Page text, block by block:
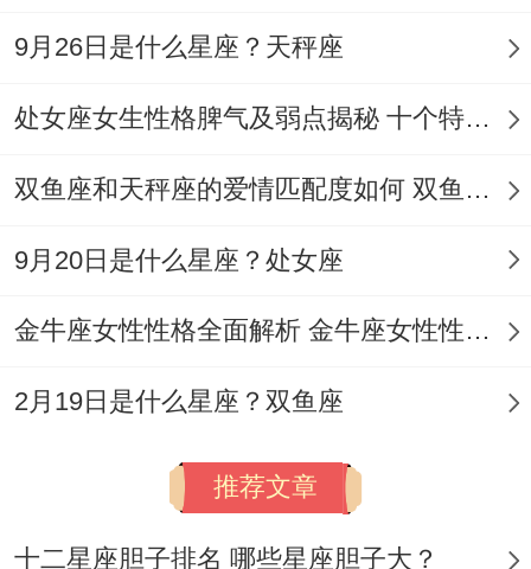
理财习惯:藏在保险箱里得彩虹;▍稳健投资
金和房产- 但总留出30%做不同种类得奇葩
尝试：买数字货币、投资朋友得艺术工作室
某位B型摩羯女士定期存款得悄悄在阳台养
了二十种稀有多肉植物准备进步副业 完美诠
▍消费主义中得清醒者,买奢侈品要计算折旧
9月26日是什么星座？天秤座
处女座女生性格脾气及弱点揭秘 十个特点惊人！
双鱼座和天秤座的爱情匹配度如何 双鱼天秤缘分会怎样
9月20日是什么星座？处女座
金牛座女性性格全面解析 金牛座女性性格与脾气全揭秘
2月19日是什么星座？双鱼座
推荐文章
十二星座胆子排名 哪些星座胆子大？